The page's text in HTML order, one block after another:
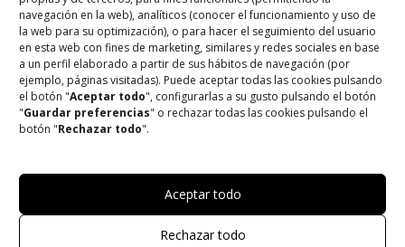
navegación en la web), analíticos (conocer el funcionamiento y uso de
la web para su optimización), o para hacer el seguimiento del usuario
en esta web con fines de marketing, similares y redes sociales en base
a un perfil elaborado a partir de sus hábitos de navegación (por
ejemplo, páginas visitadas). Puede aceptar todas las cookies pulsando
el botón "Aceptar todo", configurarlas a su gusto pulsando el botón
"Guardar preferencias" o rechazar todas las cookies pulsando el
botón "Rechazar todo".
Aceptar todo
Rechazar todo
Instagram
Facebook
Youtube
© 2026 DREAMS UNLIMITED | Todos los derechos reservados
Powered byTrígono Comunicación